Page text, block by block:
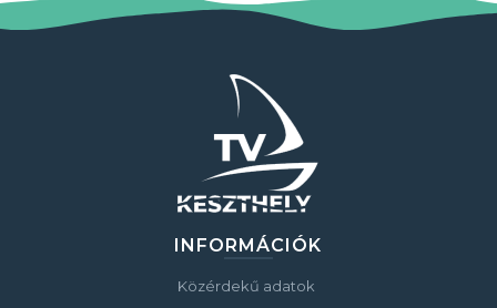
INFORMÁCIÓK
Közérdekű adatok